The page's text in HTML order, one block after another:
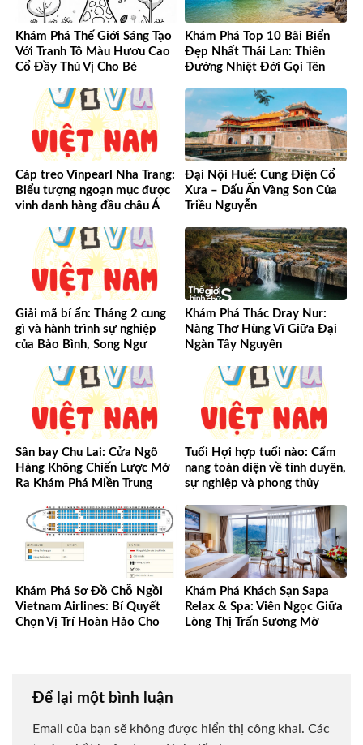
Khám Phá Thế Giới Sáng Tạo
Với Tranh Tô Màu Hươu Cao
Cổ Đầy Thú Vị Cho Bé
Khám Phá Top 10 Bãi Biển
Đẹp Nhất Thái Lan: Thiên
Đường Nhiệt Đới Gọi Tên
Cáp treo Vinpearl Nha Trang:
Biểu tượng ngoạn mục được
vinh danh hàng đầu châu Á
Đại Nội Huế: Cung Điện Cổ
Xưa – Dấu Ấn Vàng Son Của
Triều Nguyễn
Giải mã bí ẩn: Tháng 2 cung
gì và hành trình sự nghiệp
của Bảo Bình, Song Ngư
Khám Phá Thác Dray Nur:
Nàng Thơ Hùng Vĩ Giữa Đại
Ngàn Tây Nguyên
Sân bay Chu Lai: Cửa Ngõ
Hàng Không Chiến Lược Mở
Ra Khám Phá Miền Trung
Tuổi Hợi hợp tuổi nào: Cẩm
nang toàn diện về tình duyên,
sự nghiệp và phong thủy
Khám Phá Sơ Đồ Chỗ Ngồi
Vietnam Airlines: Bí Quyết
Chọn Vị Trí Hoàn Hảo Cho
Khám Phá Khách Sạn Sapa
Relax & Spa: Viên Ngọc Giữa
Lòng Thị Trấn Sương Mờ
Để lại một bình luận
Email của bạn sẽ không được hiển thị công khai. Các